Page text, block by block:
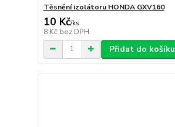
Těsnění izolátoru HONDA GXV160
10 Kč/ks
8 Kč bez DPH
Přidat do košíku